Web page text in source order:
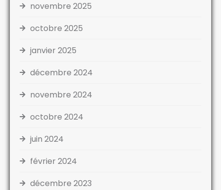
novembre 2025
octobre 2025
janvier 2025
décembre 2024
novembre 2024
octobre 2024
juin 2024
février 2024
décembre 2023